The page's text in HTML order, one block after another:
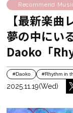
Recommend
【最新楽
夢の中にい
Daoko「
#Daoko #Rhythm in
2025.11.19(Wed)